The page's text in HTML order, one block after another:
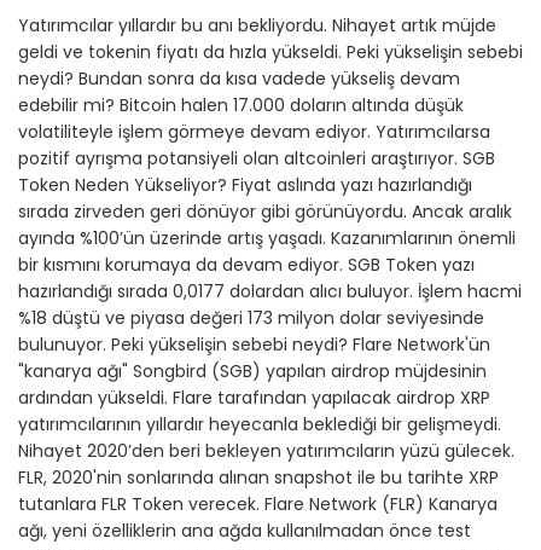
Yatırımcılar yıllardır bu anı bekliyordu. Nihayet artık müjde
geldi ve tokenin fiyatı da hızla yükseldi. Peki yükselişin sebebi
neydi? Bundan sonra da kısa vadede yükseliş devam
edebilir mi? Bitcoin halen 17.000 doların altında düşük
volatiliteyle işlem görmeye devam ediyor. Yatırımcılarsa
pozitif ayrışma potansiyeli olan altcoinleri araştırıyor. SGB
Token Neden Yükseliyor? Fiyat aslında yazı hazırlandığı
sırada zirveden geri dönüyor gibi görünüyordu. Ancak aralık
ayında %100’ün üzerinde artış yaşadı. Kazanımlarının önemli
bir kısmını korumaya da devam ediyor. SGB Token yazı
hazırlandığı sırada 0,0177 dolardan alıcı buluyor. İşlem hacmi
%18 düştü ve piyasa değeri 173 milyon dolar seviyesinde
bulunuyor. Peki yükselişin sebebi neydi? Flare Network'ün
"kanarya ağı" Songbird (SGB) yapılan airdrop müjdesinin
ardından yükseldi. Flare tarafından yapılacak airdrop XRP
yatırımcılarının yıllardır heyecanla beklediği bir gelişmeydi.
Nihayet 2020’den beri bekleyen yatırımcıların yüzü gülecek.
FLR, 2020'nin sonlarında alınan snapshot ile bu tarihte XRP
tutanlara FLR Token verecek. Flare Network (FLR) Kanarya
ağı, yeni özelliklerin ana ağda kullanılmadan önce test